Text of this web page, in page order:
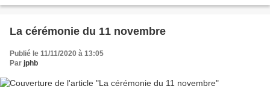
La cérémonie du 11 novembre
Publié le 11/11/2020 à 13:05
Par jphb